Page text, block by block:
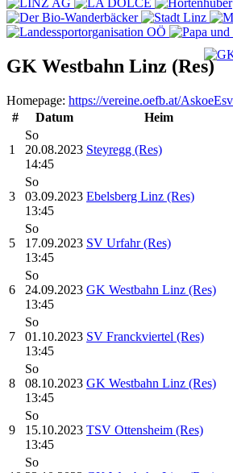
GK Westbahn Linz (Res)
Homepage: https://vereine.oefb.at/
#
Datum Heim
1
So
20.08.2023
14:45
Steyregg (Res)
3
So
03.09.2023
13:45
Ebelsberg Linz (Res)
5
So
17.09.2023
13:45
SV Urfahr (Res)
6
So
24.09.2023
13:45
GK Westbahn Linz (Res)
7
So
01.10.2023
13:45
SV Franckviertel (Res)
8
So
08.10.2023
13:45
GK Westbahn Linz (Res)
9
So
15.10.2023
13:45
TSV Ottensheim (Res)
So